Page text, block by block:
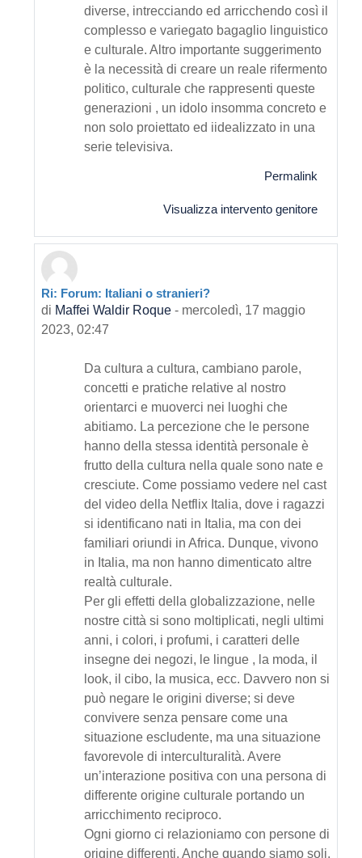
diverse, intrecciando ed arricchendo così il
complesso e variegato bagaglio linguistico
e culturale. Altro importante suggerimento
è la necessità di creare un reale rifermento
politico, culturale che rappresenti queste
generazioni , un idolo insomma concreto e
non solo proiettato ed iidealizzato in una
serie televisiva.
Permalink
Visualizza intervento genitore
In riposta a Primo intervento
Ri: Forum: Italiani o stranieri?
di Maffei Waldir Roque- mercoledì, 17 maggio
2023, 02:47
Da cultura a cultura, cambiano parole,
concetti e pratiche relative al nostro
orientarci e muoverci nei luoghi che
abitiamo. La percezione che le persone
hanno della stessa identità personale è
frutto della cultura nella quale sono nate e
cresciute. Come possiamo vedere nel cast
del video della Netflix Italia, dove i ragazzi
si identificano nati in Italia, ma con dei
familiari oriundi in Africa. Dunque, vivono
in Italia, ma non hanno dimenticato altre
realtà culturale.
Per gli effetti della globalizzazione, nelle
nostre città si sono moltiplicati, negli ultimi
anni, i colori, i profumi, i caratteri delle
insegne dei negozi, le lingue , la moda, il
look, il cibo, la musica, ecc. Davvero non si
può negare le origini diverse; si deve
convivere senza pensare come una
situazione escludente, ma una situazione
favorevole di interculturalità. Avere
un’interazione positiva con una persona di
differente origine culturale portando un
arricchimento reciproco.
Ogni giorno ci relazioniamo con persone di
origine differenti. Anche quando siamo soli,